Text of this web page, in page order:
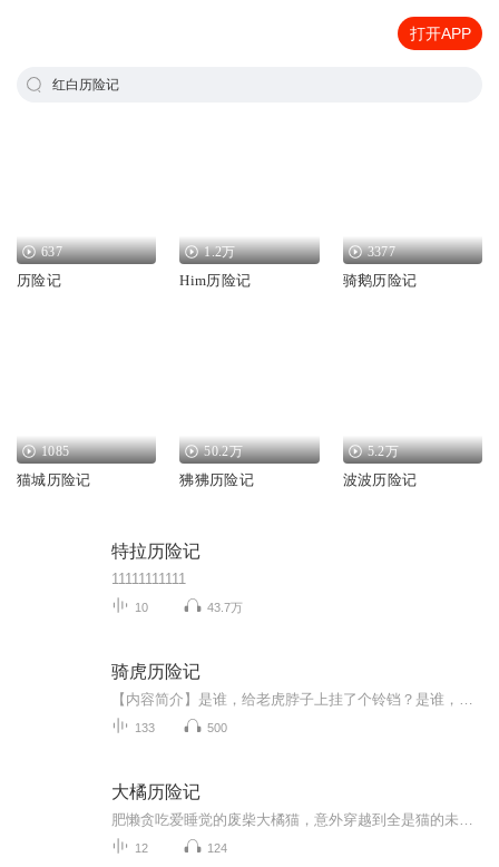
打开APP
红白历险记
637
历险记
1.2万
Him历险记
3377
骑鹅历险记
1085
猫城历险记
50.2万
狒狒历险记
5.2万
波波历险记
特拉历险记
11111111111
10 43.7万
骑虎历险记
133 500
大橘历险记
12 124